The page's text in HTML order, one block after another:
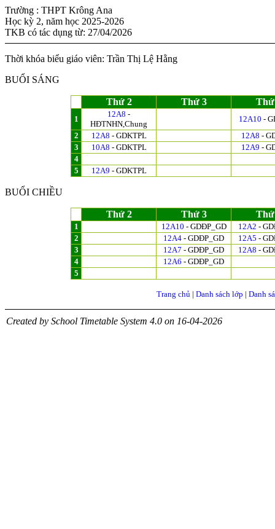
Trường : THPT Krông Ana
Học kỳ 2, năm học 2025-2026
TKB có tác dụng từ: 27/04/2026
Thời khóa biểu giáo viên: Trần Thị Lệ Hằng
BUỔI SÁNG
Thứ 2 Thứ 3 Thứ
1
12A8 -
HĐTNHN,Chung
12A10 -
2
12A8 - GDKTPL 12A8 -
3
10A8 - GDKTPL 12A9 -
4
5
12A9 - GDKTPL
BUỔI CHIỀU
Thứ 2 Thứ 3 Thứ
1 12A10 - GDĐP_GD 12A2 -
2
12A4 - GDĐP_GD 12A5 -
3
12A7 - GDĐP_GD 12A8 -
4
12A6 - GDĐP_GD
5
Trang chủ| Danh sách lớp | Danh
Created by School Timetable System 4.0 on 16-04-2026